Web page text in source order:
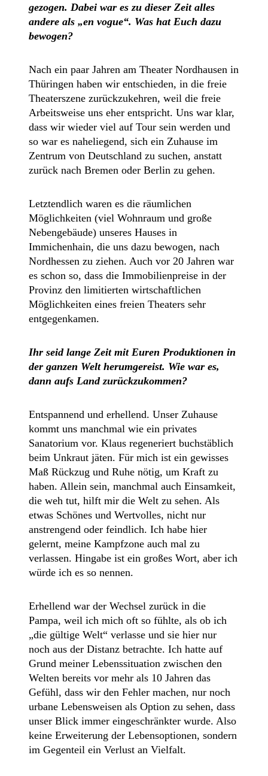
gezogen. Dabei war es zu dieser Zeit alles
andere als „en vogue“. Was hat Euch dazu
bewogen?
Nach ein paar Jahren am Theater Nordhausen in
Thüringen haben wir entschieden, in die freie
Theaterszene zurückzukehren, weil die freie
Arbeitsweise uns eher entspricht. Uns war klar,
dass wir wieder viel auf Tour sein werden und
so war es naheliegend, sich ein Zuhause im
Zentrum von Deutschland zu suchen, anstatt
zurück nach Bremen oder Berlin zu gehen.
Letztendlich waren es die räumlichen
Möglichkeiten (viel Wohnraum und große
Nebengebäude) unseres Hauses in
Immichenhain, die uns dazu bewogen, nach
Nordhessen zu ziehen. Auch vor 20 Jahren war
es schon so, dass die Immobilienpreise in der
Provinz den limitierten wirtschaftlichen
Möglichkeiten eines freien Theaters sehr
entgegenkamen.
Ihr seid lange Zeit mit Euren Produktionen in
der ganzen Welt herumgereist. Wie war es,
dann aufs Land zurückzukommen?
Entspannend und erhellend. Unser Zuhause
kommt uns manchmal wie ein privates
Sanatorium vor. Klaus regeneriert buchstäblich
beim Unkraut jäten. Für mich ist ein gewisses
Maß Rückzug und Ruhe nötig, um Kraft zu
haben. Allein sein, manchmal auch Einsamkeit,
die weh tut, hilft mir die Welt zu sehen. Als
etwas Schönes und Wertvolles, nicht nur
anstrengend oder feindlich. Ich habe hier
gelernt, meine Kampfzone auch mal zu
verlassen. Hingabe ist ein großes Wort, aber ich
würde ich es so nennen.
Erhellend war der Wechsel zurück in die
Pampa, weil ich mich oft so fühlte, als ob ich
„die gültige Welt“ verlasse und sie hier nur
noch aus der Distanz betrachte. Ich hatte auf
Grund meiner Lebenssituation zwischen den
Welten bereits vor mehr als 10 Jahren das
Gefühl, dass wir den Fehler machen, nur noch
urbane Lebensweisen als Option zu sehen, dass
unser Blick immer eingeschränkter wurde. Also
keine Erweiterung der Lebensoptionen, sondern
im Gegenteil ein Verlust an Vielfalt.